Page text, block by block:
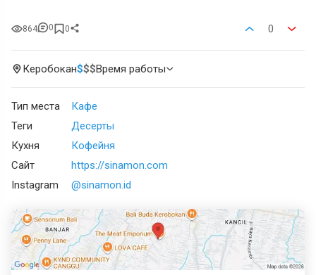
864 0 0 0
Керобокан$$$Время работы
Тип места
Кафе
Теги
Десерты
Кухня
Кофейня
Сайт
https://sinamon.com
Instagram
@sinamon.id